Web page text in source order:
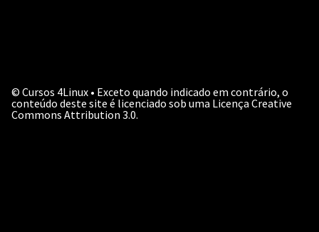
© Cursos 4Linux • Exceto quando indicado em contrário, o
conteúdo deste site é licenciado sob uma Licença Creative
Commons Attribution 3.0.